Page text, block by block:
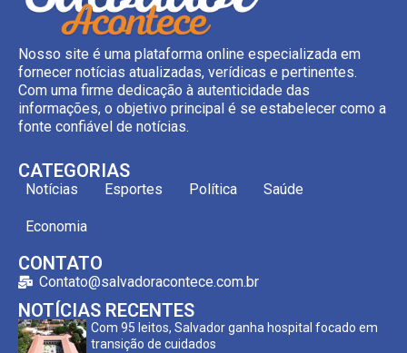
Nosso site é uma plataforma online especializada em
fornecer notícias atualizadas, verídicas e pertinentes.
Com uma firme dedicação à autenticidade das
informações, o objetivo principal é se estabelecer como a
fonte confiável de notícias.
CATEGORIAS
Notícias Esportes Política Saúde
Economia
CONTATO
Contato@salvadoracontece.com.br
NOTÍCIAS RECENTES
Com 95 leitos, Salvador ganha hospital focado em
transição de cuidados